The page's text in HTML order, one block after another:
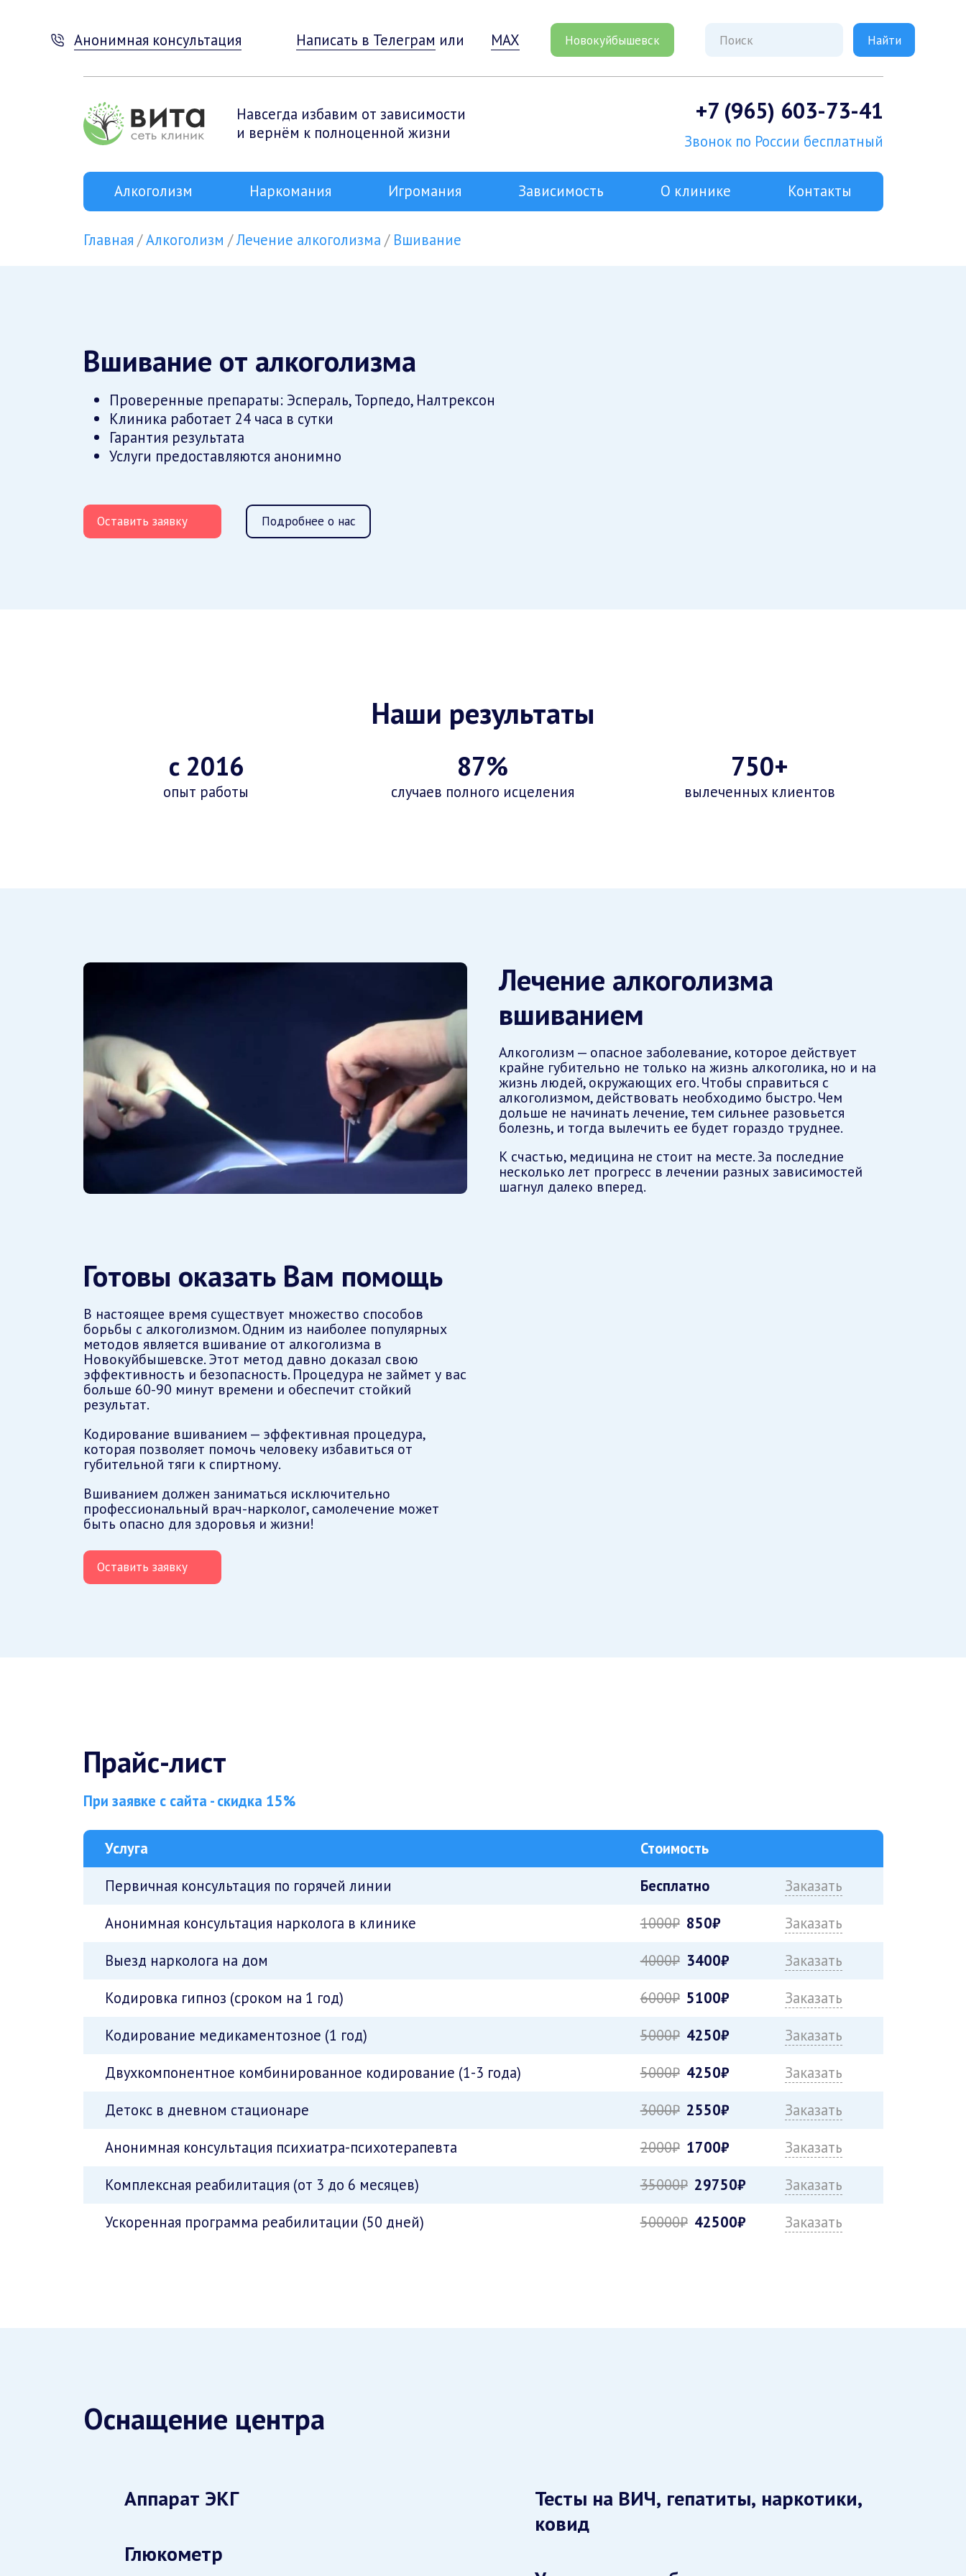
Анонимная консультация Написать в Телеграм или MAX Новокуйбышевск
Навсегда избавим от зависимости
и вернём к полноценной жизни
+7 (965) 603-73-41
Звонок по России бесплатный
Алкоголизм Наркомания Игромания Зависимость О клинике Контакты
Главная Алкоголизм Лечение алкоголизма Вшивание
Вшивание от алкоголизма
Проверенные препараты: Эспераль, Торпедо, Налтрексон
Клиника работает 24 часа в сутки
Гарантия результата
Услуги предоставляются анонимно
Оставить заявку Подробнее о нас
Наши результаты
с 2016
опыт работы
87%
случаев полного исцеления
750+
вылеченных клиентов
Лечение алкоголизма
вшиванием
Алкоголизм — опасное заболевание, которое действует
крайне губительно не только на жизнь алкоголика, но и на
жизнь людей, окружающих его. Чтобы справиться с
алкоголизмом, действовать необходимо быстро. Чем
дольше не начинать лечение, тем сильнее разовьется
болезнь, и тогда вылечить ее будет гораздо труднее.
К счастью, медицина не стоит на месте. За последние
несколько лет прогресс в лечении разных зависимостей
шагнул далеко вперед.
Готовы оказать Вам помощь
В настоящее время существует множество способов
борьбы с алкоголизмом. Одним из наиболее популярных
методов является вшивание от алкоголизма в
Новокуйбышевске. Этот метод давно доказал свою
эффективность и безопасность. Процедура не займет у вас
больше 60-90 минут времени и обеспечит стойкий
результат.
Кодирование вшиванием — эффективная процедура,
которая позволяет помочь человеку избавиться от
губительной тяги к спиртному.
Вшиванием должен заниматься исключительно
профессиональный врач-нарколог, самолечение может
быть опасно для здоровья и жизни!
Оставить заявку
Прайс-лист
При заявке с сайта - скидка 15%
Услуга
Стоимость
Первичная консультация по горячей линии
Бесплатно
Заказать
Анонимная консультация нарколога в клинике
1000₽ 850₽
Заказать
Выезд нарколога на дом
4000₽ 3400₽
Заказать
Кодировка гипноз (сроком на 1 год)
6000₽ 5100₽
Заказать
Кодирование медикаментозное (1 год)
5000₽ 4250₽
Заказать
Двухкомпонентное комбинированное кодирование (1-3 года)
5000₽ 4250₽
Заказать
Детокс в дневном стационаре
3000₽ 2550₽
Заказать
Анонимная консультация психиатра-психотерапевта
2000₽ 1700₽
Заказать
Комплексная реабилитация (от 3 до 6 месяцев)
35000₽ 29750₽
Заказать
Ускоренная программа реабилитации (50 дней)
50000₽ 42500₽ Заказать
Оснащение центра
Аппарат ЭКГ
Глюкометр
Тесты на ВИЧ, гепатиты, наркотики,
ковид